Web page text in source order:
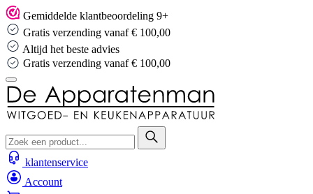
Skip
to
content
Gemiddelde klantbeoordeling 9+
Gratis verzending vanaf € 100,00
Altijd het beste advies
Altijd het beste advies
…
klantenservice
Account